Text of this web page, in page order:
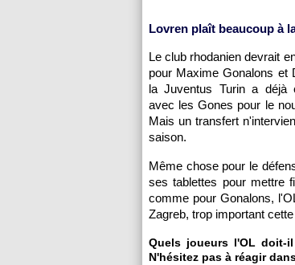
Lovren plaît beaucoup à
Le club rhodanien devrait
pour Maxime Gonalons et
la Juventus Turin a déjà
avec les Gones pour le
Mais un transfert
saison.
Même chose pour le
ses tablettes pour mettre
comme pour Gonalons,
Zagreb, trop important
Quels joueurs l'OL doit-
N'hésitez pas à réagir